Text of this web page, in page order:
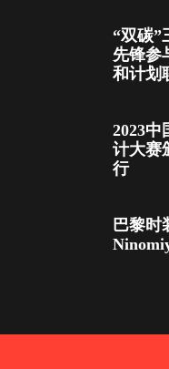
“双碳”
先锋参
和计划
2023中
计大赛
行
巴黎时